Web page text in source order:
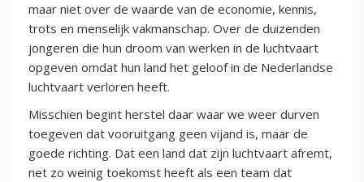
maar niet over de waarde van de economie, kennis,
trots en menselijk vakmanschap. Over de duizenden
jongeren die hun droom van werken in de luchtvaart
opgeven omdat hun land het geloof in de Nederlandse
luchtvaart verloren heeft.
Misschien begint herstel daar waar we weer durven
toegeven dat vooruitgang geen vijand is, maar de
goede richting. Dat een land dat zijn luchtvaart afremt,
net zo weinig toekomst heeft als een team dat